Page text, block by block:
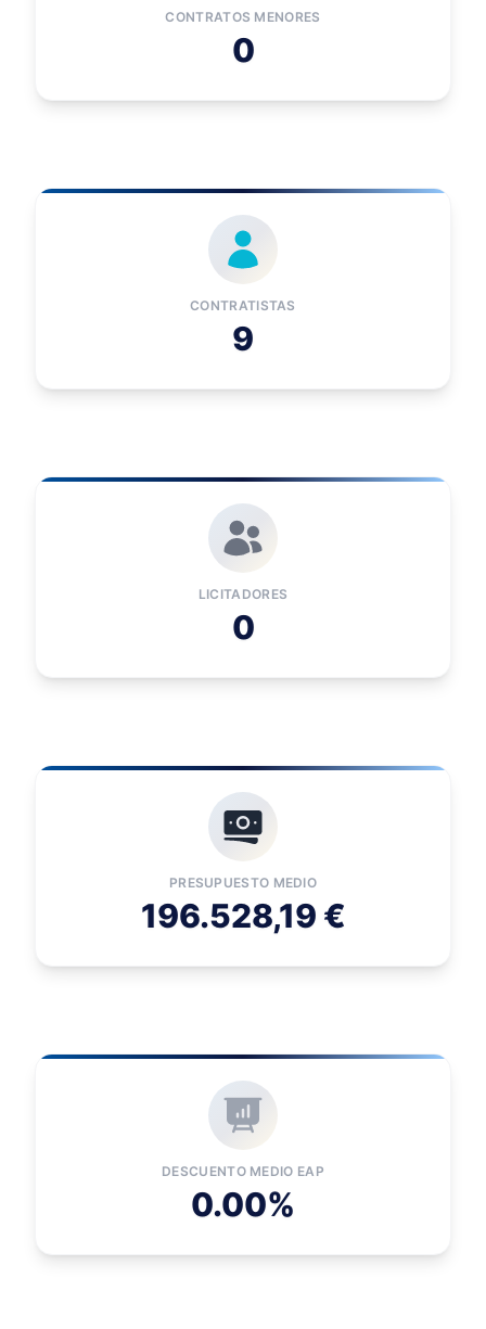
CONTRATOS MENORES
0
CONTRATISTAS
9
LICITADORES
0
PRESUPUESTO MEDIO
196.528,19 €
DESCUENTO MEDIO EAP
0.00%